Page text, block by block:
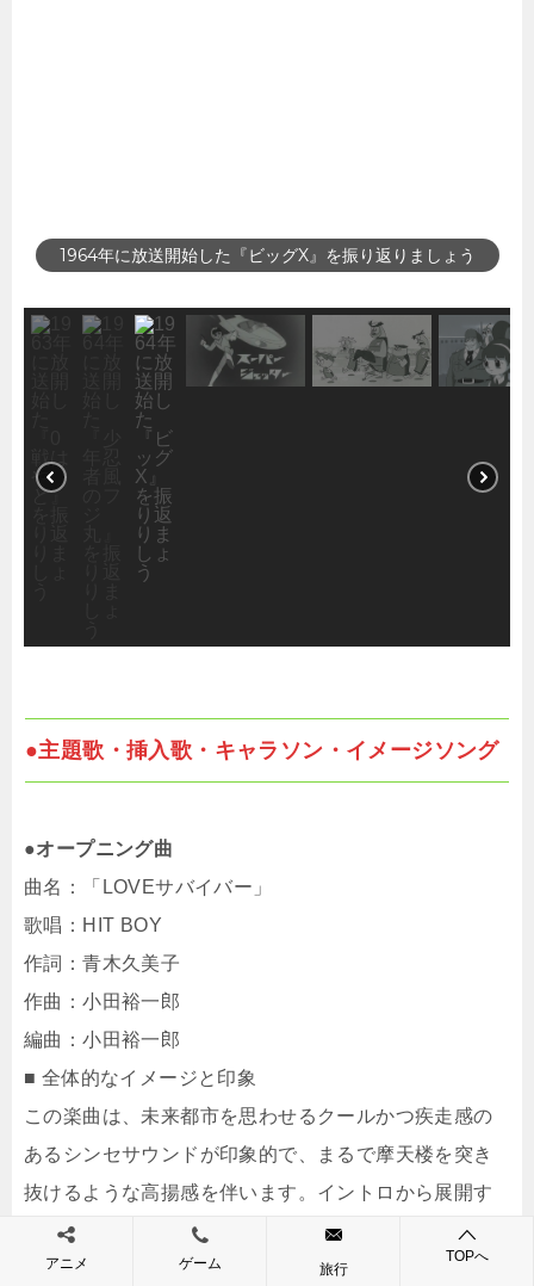
1965年に放送開始した『スーパージェッター』を振り返り
ましょう
●主題歌・挿入歌・キャラソン・イメージソング
●オープニング曲
曲名：「LOVEサバイバー」
歌唱：HIT BOY
作詞：青木久美子
作曲：小田裕一郎
編曲：小田裕一郎
■ 全体的なイメージと印象
この楽曲は、未来都市を思わせるクールかつ疾走感の
あるシンセサウンドが印象的で、まるで摩天楼を突き
抜けるような高揚感を伴います。イントロから展開す
る力強いリズムと、サビでの歌唱の盛り上がりが一体
となり、視聴者を一気に物語の世界へ引き込みます。
アニメ ゲーム 旅行
TOPへ